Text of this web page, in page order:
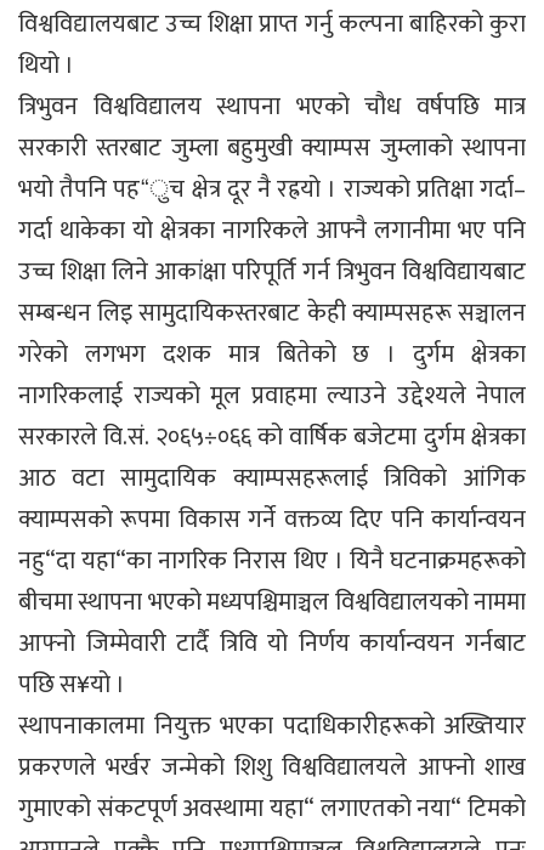
विश्वविद्यालयबाट उच्च शिक्षा प्राप्त गर्नु कल्पना बाहिरको कुरा
थियो ।
त्रिभुवन विश्वविद्यालय स्थापना भएको चौध वर्षपछि मात्र
सरकारी स्तरबाट जुम्ला बहुमुखी क्याम्पस जुम्लाको स्थापना
भयो तैपनि पह“ुच क्षेत्र दूर नै रह्रयो । राज्यको प्रतिक्षा गर्दा–
गर्दा थाकेका यो क्षेत्रका नागरिकले आफ्नै लगानीमा भए पनि
उच्च शिक्षा लिने आकांक्षा परिपूर्ति गर्न त्रिभुवन विश्वविद्यायबाट
सम्बन्धन लिइ सामुदायिकस्तरबाट केही क्याम्पसहरू सञ्चालन
गरेको लगभग दशक मात्र बितेको छ । दुर्गम क्षेत्रका
नागरिकलाई राज्यको मूल प्रवाहमा ल्याउने उद्देश्यले नेपाल
सरकारले वि.सं. २०६५÷०६६ को वार्षिक बजेटमा दुर्गम क्षेत्रका
आठ वटा सामुदायिक क्याम्पसहरूलाई त्रिविको आंगिक
क्याम्पसको रूपमा विकास गर्ने वक्तव्य दिए पनि कार्यान्वयन
नहु“दा यहा“का नागरिक निरास थिए । यिनै घटनाक्रमहरूको
बीचमा स्थापना भएको मध्यपश्चिमाञ्चल विश्वविद्यालयको नाममा
आफ्नो जिम्मेवारी टार्दै त्रिवि यो निर्णय कार्यान्वयन गर्नबाट
पछि स¥यो ।
स्थापनाकालमा नियुक्त भएका पदाधिकारीहरूको अख्तियार
प्रकरणले भर्खर जन्मेको शिशु विश्वविद्यालयले आफ्नो शाख
गुमाएको संकटपूर्ण अवस्थामा यहा“ लगाएतको नया“ टिमको